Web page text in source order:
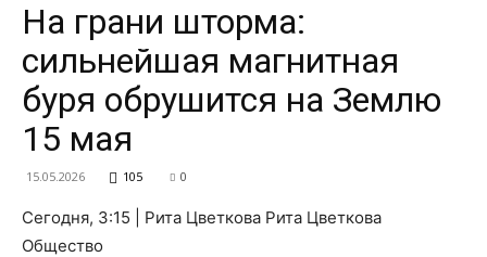
и
На грани шторма:
сильнейшая магнитная
буря обрушится на Землю
15 мая
15.05.2026 105 0
Сегодня, 3:15 | Рита Цветкова Рита Цветкова
Общество